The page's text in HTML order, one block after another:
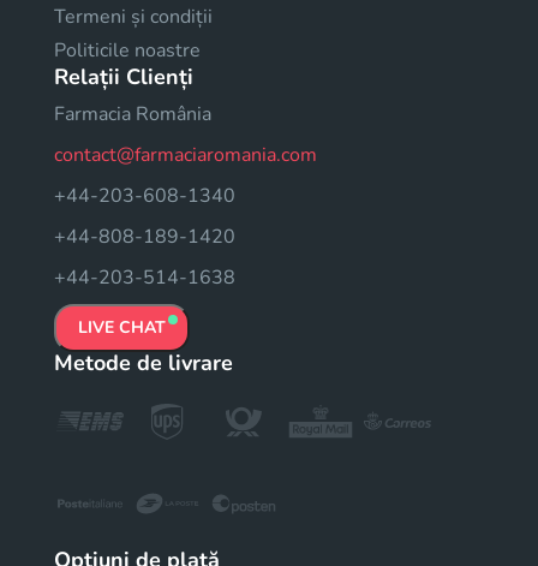
Termeni și condiții
Politicile noastre
Relații Clienți
Farmacia România
contact@farmaciaromania.com
+44-203-608-1340
+44-808-189-1420
+44-203-514-1638
LIVE CHAT
Metode de livrare
Opțiuni de plată